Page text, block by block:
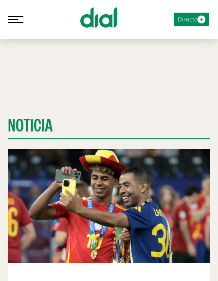
Directo
NOTICIA